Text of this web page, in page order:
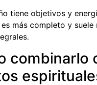
tiene objetivos y
más completo y suele
combinarlo